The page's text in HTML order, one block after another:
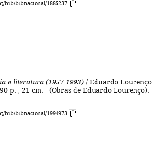
bib/bibnacional/1885237
e literatura (1957-1993) / Eduardo
p. ; 21 cm. - (Obras de Eduardo Lourenço). -
bib/bibnacional/1994973